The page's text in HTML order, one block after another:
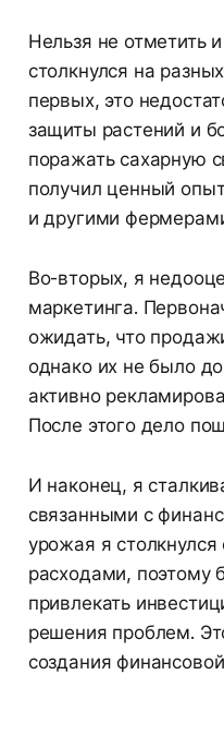
Нельзя не отметить
столкнулся на
первых, это
защиты растений и
поражать сахарную
получил ценный
и другими
Во-вторых, я
маркетинга.
ожидать, что
однако их не было
активно
После этого дело
И наконец, я
связанными с
урожая я
расходами,
привлекать
решения проблем.
создания